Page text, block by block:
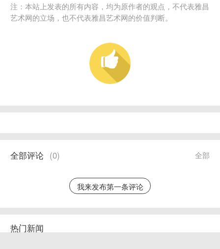
注：本站上发表的所有内容，均为原作者的观点，不代表雅昌
艺术网的立场，也不代表雅昌艺术网的价值判断。
全部
全部评论 (0)
我来发布第一条评论
热门新闻